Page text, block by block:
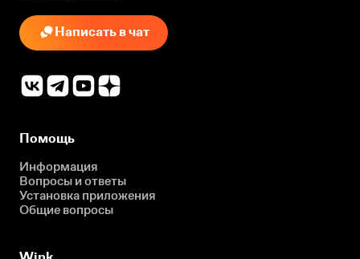
Написать в чат
Помощь
Информация
Вопросы и ответы
Установка приложения
Общие вопросы